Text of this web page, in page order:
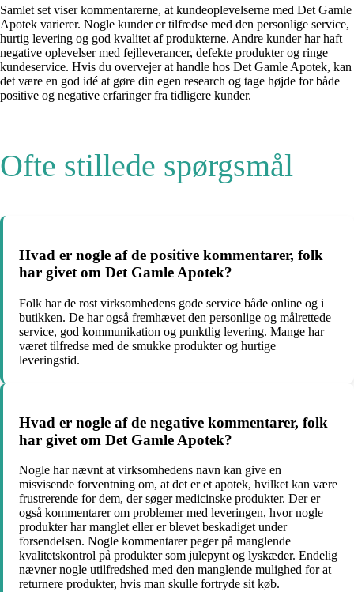
Samlet set viser kommentarerne, at kundeoplevelserne med Det Gamle
Apotek varierer. Nogle kunder er tilfredse med den personlige service,
hurtig levering og god kvalitet af produkterne. Andre kunder har haft
negative oplevelser med fejlleverancer, defekte produkter og ringe
kundeservice. Hvis du overvejer at handle hos Det Gamle Apotek, kan
det være en god idé at gøre din egen research og tage højde for både
positive og negative erfaringer fra tidligere kunder.
Ofte stillede spørgsmål
Hvad er nogle af de positive kommentarer, folk
har givet om Det Gamle Apotek?
Folk har de rost virksomhedens gode service både online og i
butikken. De har også fremhævet den personlige og målrettede
service, god kommunikation og punktlig levering. Mange har
været tilfredse med de smukke produkter og hurtige
leveringstid.
Hvad er nogle af de negative kommentarer, folk
har givet om Det Gamle Apotek?
Nogle har nævnt at virksomhedens navn kan give en
misvisende forventning om, at det er et apotek, hvilket kan være
frustrerende for dem, der søger medicinske produkter. Der er
også kommentarer om problemer med leveringen, hvor nogle
produkter har manglet eller er blevet beskadiget under
forsendelsen. Nogle kommentarer peger på manglende
kvalitetskontrol på produkter som julepynt og lyskæder. Endelig
nævner nogle utilfredshed med den manglende mulighed for at
returnere produkter, hvis man skulle fortryde sit køb.